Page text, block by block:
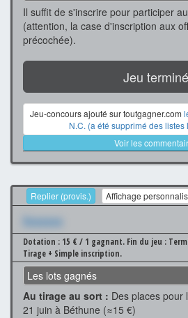
Il suffit de s'inscrire pour participer
(attention, la case d'inscription aux
précochée).
Jeu terminé
Jeu-concours ajouté sur toutgagner.com
N.C. (a été supprimé des listes
Voir les
Replier (provis.) Affichage
Xxxxxxx
Dotation : 15 € / 1 gagnant. Fin du jeu :
Tirage + Simple inscription.
Les lots gagnés
Au tirage au sort : Des places pour
21 juin à Béthune (≈15 €)